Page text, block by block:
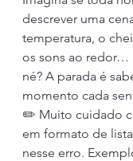
descrever uma
temperatura, o
os sons ao redor…
né? A parada é
momento cada
✏️ Muito cuidado
em formato de
nesse erro.